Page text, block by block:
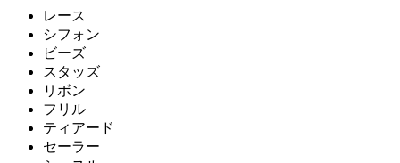
レース
シフォン
ビーズ
スタッズ
リボン
フリル
ティアード
セーラー